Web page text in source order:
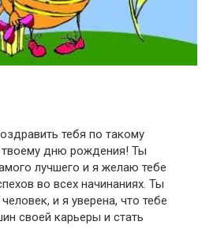
тебя по такому
дню рождения! Ты
лучшего и я желаю тебе
во всех начинаниях. Ты
и я уверена, что тебе
своей карьеры и стать